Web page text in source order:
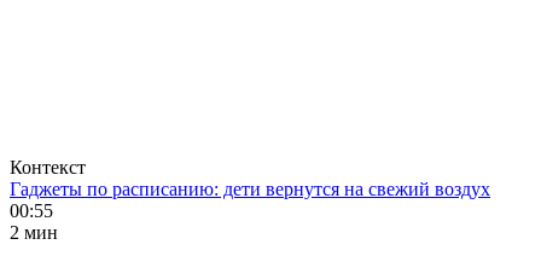
Контекст
Гаджеты по расписанию: дети вернутся на свежий воздух
00:55
2 мин